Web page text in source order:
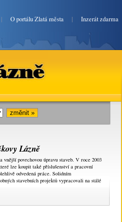
O portálu Zlatá města | Inzerát zdarma
Lázně
vnější povrchovou úpravu staveb. V roce 2003
lze koupit také příslušenství a pracovní
odvedená práce. Solidním
stavebních projektů vypracovali na stálé